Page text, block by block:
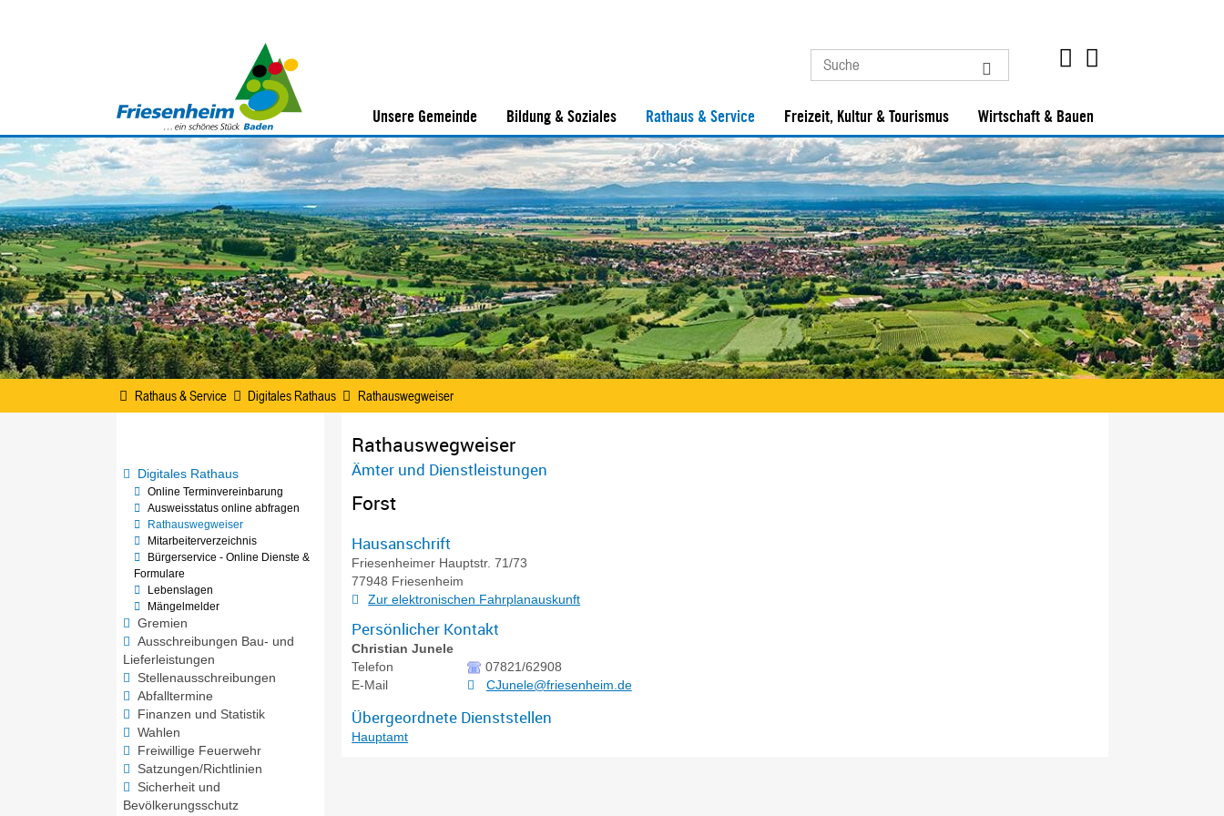
Unsere Gemeinde Bildung & Soziales Rathaus & Service Freizeit, Kultur & Tourismus Wirtschaft & Bauen
Rathaus & Service Digitales Rathaus Rathauswegweiser
Digitales Rathaus
Online Terminvereinbarung
Ausweisstatus online abfragen
Rathauswegweiser
Mitarbeiterverzeichnis
Bürgerservice - Online Dienste &
Formulare
Lebenslagen
Mängelmelder
Gremien
Ausschreibungen Bau- und
Lieferleistungen
Stellenausschreibungen
Abfalltermine
Finanzen und Statistik
Wahlen
Freiwillige Feuerwehr
Satzungen/Richtlinien
Sicherheit und
Bevölkerungsschutz
Rathauswegweiser
Ämter und Dienstleistungen
Forst
Hausanschrift
Friesenheimer Hauptstr. 71/73
77948 Friesenheim
Zur elektronischen Fahrplanauskunft
Persönlicher Kontakt
Christian Junele
Telefon
07821/62908
E-Mail
CJunele@friesenheim.de
Übergeordnete Dienststellen
Hauptamt